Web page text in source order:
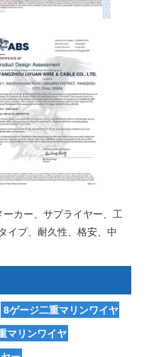
カー、サプライヤー、工
イプ、耐久性、格安、中
8ゲージ二重マリンワイヤ
マリンワイヤ